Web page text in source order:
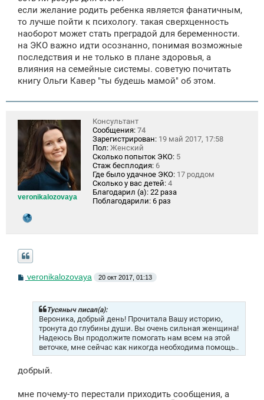
если желание родить ребенка является фанатичным,
то лучше пойти к психологу. такая сверхценность
наоборот может стать преградой для беременности.
на ЭКО важно идти осознанно, понимая возможные
последствия и не только в плане здоровья, а
влияния на семейные системы. советую почитать
книгу Ольги Кавер "ты будешь мамой" об этом.
veronikalozovaya
Консультант
Сообщения: 74
Зарегистрирован: 19 май 2017, 17:58
Пол: Женский
Сколько попыток ЭКО: 5
Стаж бесплодия: 6
Где было удачное ЭКО: 17 роддом
Сколько у вас детей: 4
Благодарил (а): 22 раза
Поблагодарили: 6 раз
Сveronikalozovaya 20 окт 2017, 01:13
Тусяныч писал(а):
Вероника, добрый день! Прочитала Вашу историю,
тронута до глубины души. Вы очень сильная женщина!
Надеюсь Вы продолжите помогать нам всем на этой
веточке, мне сейчас как никогда необходима помощь..
добрый.
мне почему-то перестали приходить сообщения, а